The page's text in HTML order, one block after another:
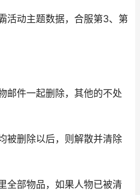
活动主题数据，合服第3、第
邮件一起删除，其他的不处
被删除以后，则解散并清除
全部物品，如果人物已被清